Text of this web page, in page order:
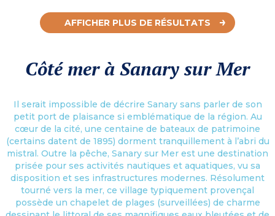
AFFICHER PLUS DE RÉSULTATS
Côté mer à Sanary sur Mer
Il serait impossible de décrire Sanary sans parler de son
petit port de plaisance si emblématique de la région. Au
cœur de la cité, une centaine de bateaux de patrimoine
(certains datent de 1895) dorment tranquillement à l’abri du
mistral. Outre la pêche, Sanary sur Mer est une destination
prisée pour ses activités nautiques et aquatiques, vu sa
disposition et ses infrastructures modernes. Résolument
tourné vers la mer, ce village typiquement provençal
possède un chapelet de plages (surveillées) de charme